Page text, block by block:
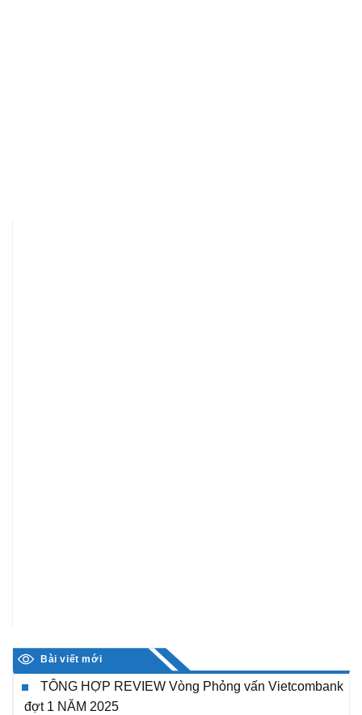
Bài viết mới
TÔNG HỢP REVIEW Vòng Phỏng vấn Vietcombank
đợt 1 NĂM 2025